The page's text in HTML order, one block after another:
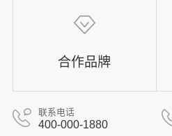
合作品牌
联系电话
400-000-1880